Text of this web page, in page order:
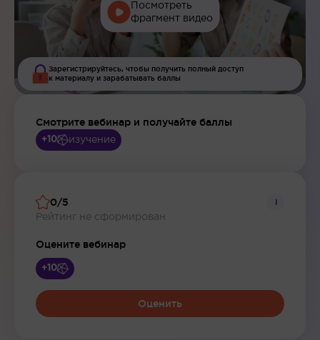
Посмотреть
фрагмент видео
Зарегистрируйтесь, чтобы получить полный доступ
к материалу и зарабатывать баллы
Смотрите вебинар и получайте баллы
+10 изучение
0/5
Рейтинг не сформирован
i
Оцените вебинар
+10
Оценить